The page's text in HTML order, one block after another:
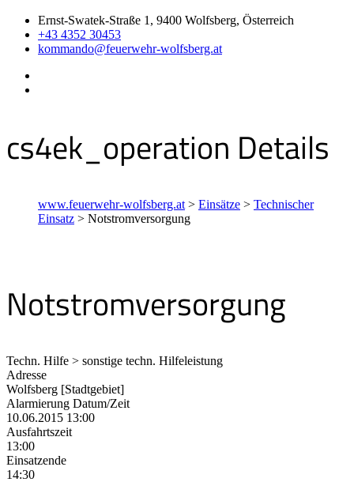
Ernst-Swatek-Straße 1, 9400 Wolfsberg, Österreich
+43 4352 30453
kommando@feuerwehr-wolfsberg.at
cs4ek_operation Details
www.feuerwehr-wolfsberg.at > Einsätze > Technischer
Einsatz > Notstromversorgung
Notstromversorgung
Techn. Hilfe > sonstige techn. Hilfeleistung
Adresse
Wolfsberg [Stadtgebiet]
Alarmierung Datum/Zeit
10.06.2015 13:00
Ausfahrtszeit
13:00
Einsatzende
14:30